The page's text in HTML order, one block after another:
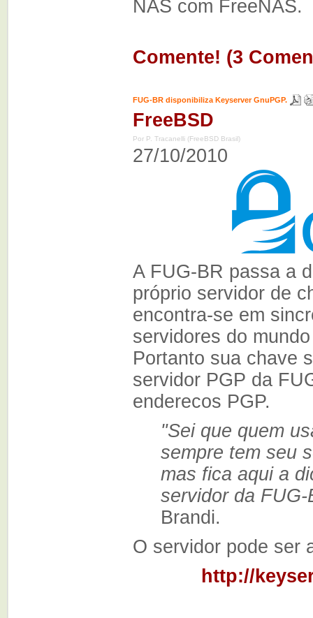
NAS com FreeNAS.
Comente! (3
FUG-BR disponibiliza Keyserver GnuPGP.
FreeBSD
Por P. Tracanelli (FreeBSD Brasil)
27/10/2010
A FUG-BR passa a
próprio servidor de
encontra-se em
servidores do
Portanto sua chave
servidor PGP da
enderecos PGP.
"Sei que quem
sempre tem seu
mas fica aqui a
servidor da
Brandi.
O servidor pode ser
http://